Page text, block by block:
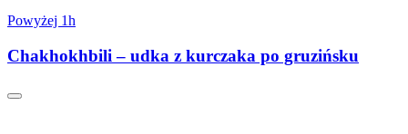
Powyżej 1h
Chakhokhbili – udka z kurczaka po gruzińsku